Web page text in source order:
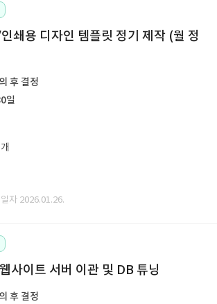
쇄용 디자인 템플릿 정기 제작 (월 정
후 결정
일
자 2026.01.26.
사이트 서버 이관 및 DB 튜닝
후 결정